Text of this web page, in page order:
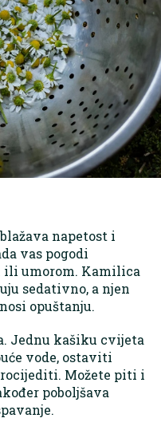
napetost i
vas pogodi
ili umorom. Kamilica
sedativno, a njen
opuštanju.
Jednu kašiku cvijeta
vode, ostaviti
Možete piti i
poboljšava